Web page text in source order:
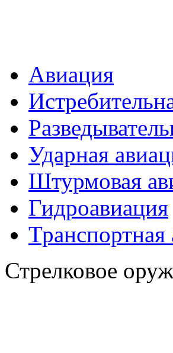
Авиация
Ударная
Штурмовая
Гидроавиация
Транспортная
Стрелковое